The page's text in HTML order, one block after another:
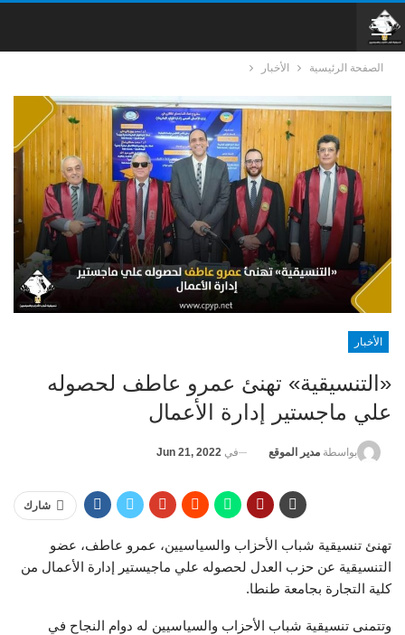
الصفحة الرئيسية الأخبار
الأخبار
«التنسيقية» تهنئ عمرو عاطف لحصوله
علي ماجستير إدارة الأعمال
بواسطة مدير الموقع في Jun 21, 2022
شارك
تهنئ تنسيقية شباب الأحزاب والسياسيين، عمرو عاطف، عضو
التنسيقية عن حزب العدل لحصوله علي ماجيستير إدارة الأعمال من
كلية التجارة بجامعة طنطا.
وتتمنى تنسيقية شباب الأحزاب والسياسيين له دوام النجاح في